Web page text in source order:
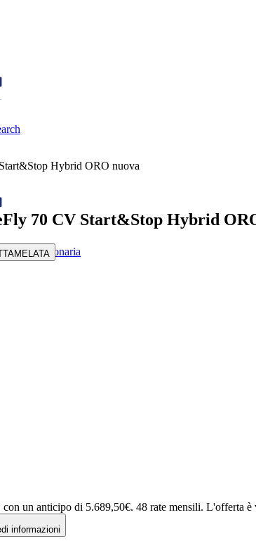
la concessionaria
Hybrid ORO nuova
70 CV Start&Stop Hybrid
con un anticipo di 5.689,50€. 48 rate mensili. L'offerta è
informazioni